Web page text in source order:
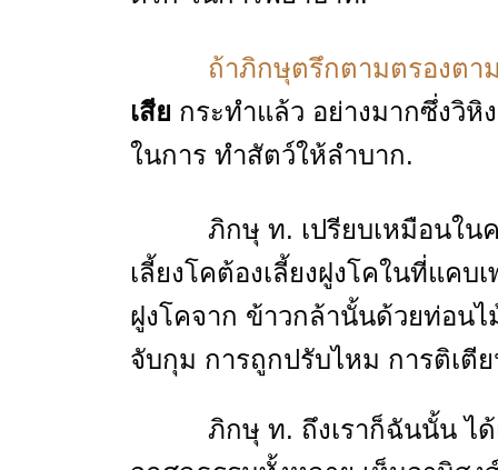
ถ้าภิกษุตรึกตามตรองตาม
เสีย กระทําแล้ว อย่างมากซึ่งวิ
ในการ ทําสัตว์ให้ลําบาก.
ภิกษุ ท. เปรียบเหมือนในคร
เลี้ยงโคต้องเลี้ยงฝูงโคในที่แค
ฝูงโคจาก ข้าวกล้านั้นด้วยท่อนไ
จับกุม การถูกปรับไหม การติเตี
ภิกษุ ท. ถึงเราก็ฉันนั้น ได้เห็